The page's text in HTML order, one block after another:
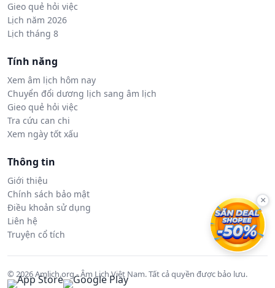
Gieo quẻ hỏi việc
Lịch năm 2026
Lịch tháng 8
Tính năng
Xem âm lịch hôm nay
Chuyển đổi dương lịch sang âm lịch
Gieo quẻ hỏi việc
Tra cứu can chi
Xem ngày tốt xấu
Thông tin
Giới thiệu
Chính sách bảo mật
Điều khoản sử dụng
Liên hệ
Truyện cổ tích
© 2026 Amlich.org - Âm Lịch Việt Nam. Tất cả quyền được bảo lưu.
×